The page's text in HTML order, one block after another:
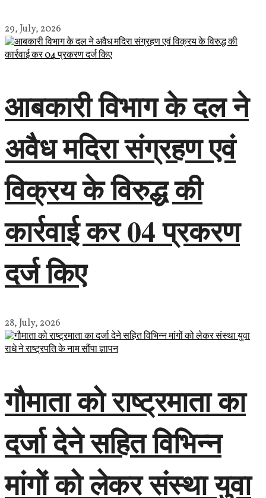
29, July, 2026
आबकारी विभाग के दल ने
अवैध मदिरा संग्रहण एवं
विक्रय के विरुद्ध की
कार्रवाई कर 04 प्रकरण
दर्ज किए
28, July, 2026
गौमाता को राष्ट्रमाता का
दर्जा देने सहित विभिन्न
मांगों को लेकर संस्था युवा